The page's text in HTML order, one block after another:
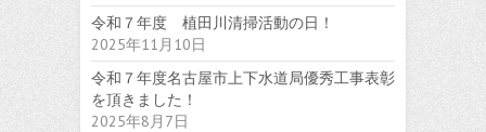
令和７年度 植田川清掃活動の日！
2025年11月10日
令和７年度名古屋市上下水道局優秀工事表彰
を頂きました！
2025年8月7日